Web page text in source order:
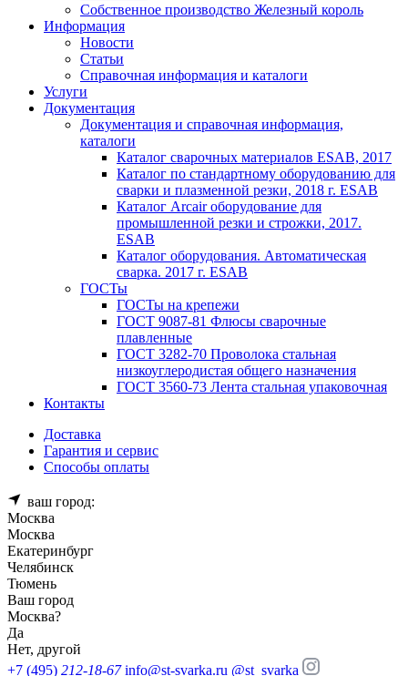
Собственное производство Железный король
Информация
Новости
Статьи
Справочная информация и каталоги
Услуги
Документация
Документация и справочная информация,
каталоги
Каталог сварочных материалов ESAB, 2017
Каталог по стандартному оборудованию для
сварки и плазменной резки, 2018 г. ESAB
Каталог Arcair оборудование для
промышленной резки и строжки, 2017.
ESAB
Каталог оборудования. Автоматическая
сварка. 2017 г. ESAB
ГОСТы
ГОСТы на крепежи
ГОСТ 9087-81 Флюсы сварочные
плавленные
ГОСТ 3282-70 Проволока стальная
низкоуглеродистая общего назначения
ГОСТ 3560-73 Лента стальная упаковочная
Контакты
Доставка
Гарантия и сервис
Способы оплаты
ваш город:
Москва
Москва
Екатеринбург
Челябинск
Тюмень
Ваш город
Москва?
Да
Нет, другой
+7 (495) 212-18-67 info@st-svarka.ru @st_svarka